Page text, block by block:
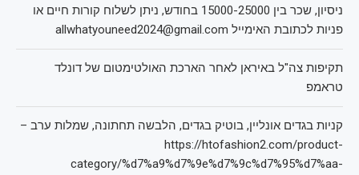
ניסיון, שכר בין 15000-25000 בחודש, ניתן לשלוח קורות חיים או
פניות לכתובת האימייל allwhatyouneed2024@gmail.com
תקיפות צה"ל באיראן לאחר הארכת האולטימטום של דונלד
טראמפ
קניות בגדים אונליין, בוטיק בגדים, הלבשה תחתונה, שמלות ערב –
https://htofashion2.com/product-
category/%d7%a9%d7%9e%d7%9c%d7%95%d7%aa-